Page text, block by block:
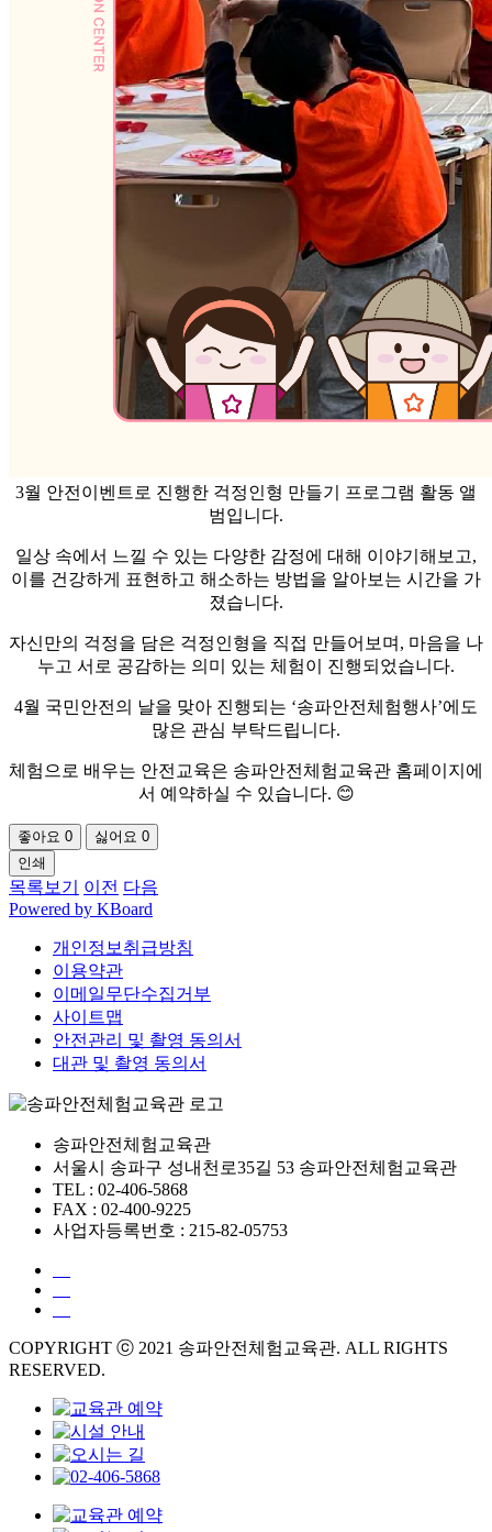
3월 안전이벤트로 진행한 걱정인형 만들기 프로그램 활동 앨
범입니다.
일상 속에서 느낄 수 있는 다양한 감정에 대해 이야기해보고,
이를 건강하게 표현하고 해소하는 방법을 알아보는 시간을 가
졌습니다.
자신만의 걱정을 담은 걱정인형을 직접 만들어보며, 마음을 나
누고 서로 공감하는 의미 있는 체험이 진행되었습니다.
4월 국민안전의 날을 맞아 진행되는 ‘송파안전체험행사’에도
많은 관심 부탁드립니다.
체험으로 배우는 안전교육은 송파안전체험교육관 홈페이지에
서 예약하실 수 있습니다. 😊
좋아요 0 싫어요 0
인쇄
목록보기 이전 다음
Powered by KBoard
개인정보취급방침
이용약관
이메일무단수집거부
사이트맵
안전관리 및 촬영 동의서
대관 및 촬영 동의서
송파안전체험교육관
서울시 송파구 성내천로35길 53 송파안전체험교육관
TEL : 02-406-5868
FAX : 02-400-9225
사업자등록번호 : 215-82-05753
COPYRIGHT ⓒ 2021 송파안전체험교육관. ALL RIGHTS
RESERVED.